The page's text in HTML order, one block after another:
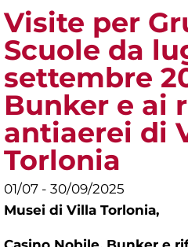
Visite per
Scuole da
settembre
Bunker e ai
antiaerei di
Torlonia
01/07 - 30/09/2025
Musei di Villa Torlonia,